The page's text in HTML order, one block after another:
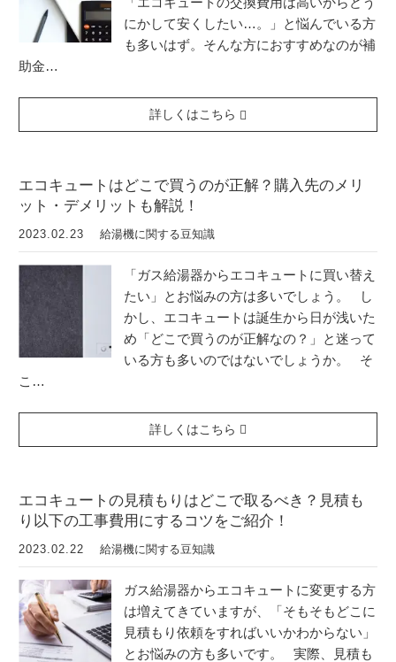
にかして安くしたい…。」と悩んでいる方
も多いはず。そんな方におすすめなのが補
助金…
詳しくはこちら
エコキュートはどこで買うのが正解？購入先のメリ
ット・デメリットも解説！
2023.02.23 給湯機に関する豆知識
「ガス給湯器からエコキュートに買い替え
たい」とお悩みの方は多いでしょう。 し
かし、エコキュートは誕生から日が浅いた
め「どこで買うのが正解なの？」と迷って
いる方も多いのではないでしょうか。 そ
こ…
詳しくはこちら
エコキュートの見積もりはどこで取るべき？見積も
り以下の工事費用にするコツをご紹介！
2023.02.22 給湯機に関する豆知識
ガス給湯器からエコキュートに変更する方
は増えてきていますが、「そもそもどこに
見積もり依頼をすればいいかわからない」
とお悩みの方も多いです。 実際、見積も